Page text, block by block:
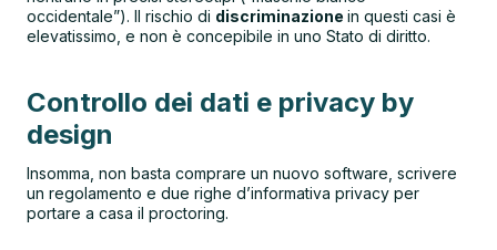
occidentale”). Il rischio di discriminazione in questi casi è
elevatissimo, e non è concepibile in uno Stato di diritto.
Controllo dei dati e privacy by
design
Insomma, non basta comprare un nuovo software, scrivere
un regolamento e due righe d’informativa privacy per
portare a casa il proctoring.